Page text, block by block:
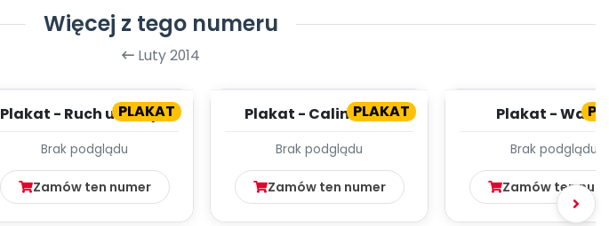
Więcej z tego numeru
Luty 2014
PLAKAT
Plakat - Ruch uliczny -
Brak podglądu
Zamów ten numer
PLAKAT
Plakat - Calineczka
Brak podglądu
Zamów ten numer
Plakat -
Brak podglądu
Zamów ten